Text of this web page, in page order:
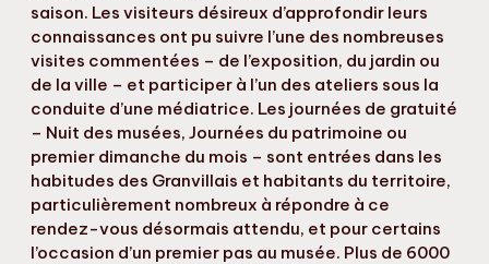
saison. Les visiteurs désireux d’approfondir leurs
connaissances ont pu suivre l’une des nombreuses
visites commentées – de l’exposition, du jardin ou
de la ville – et participer à l’un des ateliers sous la
conduite d’une médiatrice. Les journées de gratuité
– Nuit des musées, Journées du patrimoine ou
premier dimanche du mois – sont entrées dans les
habitudes des Granvillais et habitants du territoire,
particulièrement nombreux à répondre à ce
rendez-vous désormais attendu, et pour certains
l’occasion d’un premier pas au musée. Plus de 6000